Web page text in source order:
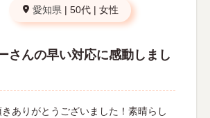
愛知県 | 50代 | 女性
さんの早い対応に感動しまし
ありがとうございました！素晴らし